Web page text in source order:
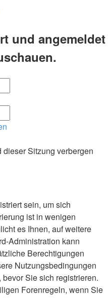
und angemeldet
Sitzung verbergen
sein, um sich
ist in wenigen
es Ihnen, auf weitere
Administration kann
Berechtigungen
Nutzungsbedingungen
Sie sich registrieren.
Forenregeln, wenn Sie